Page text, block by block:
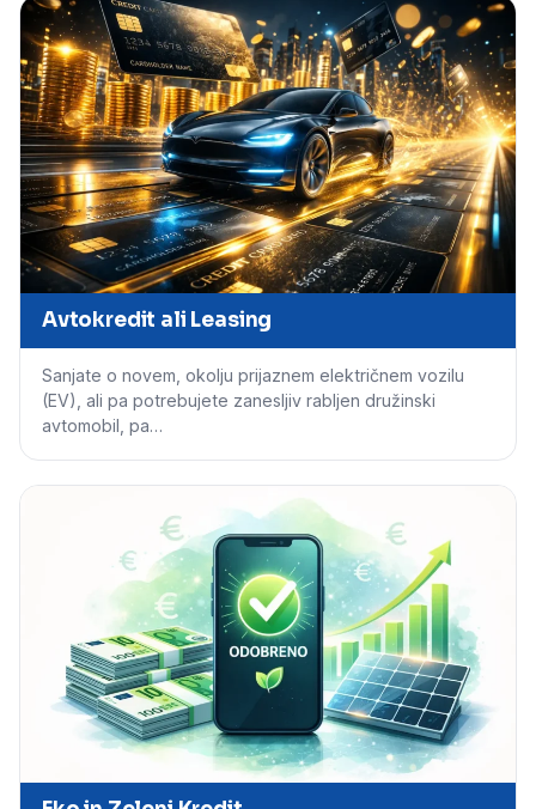
Avtokredit ali Leasing
Sanjate o novem, okolju prijaznem električnem vozilu
(EV), ali pa potrebujete zanesljiv rabljen družinski
avtomobil, pa…